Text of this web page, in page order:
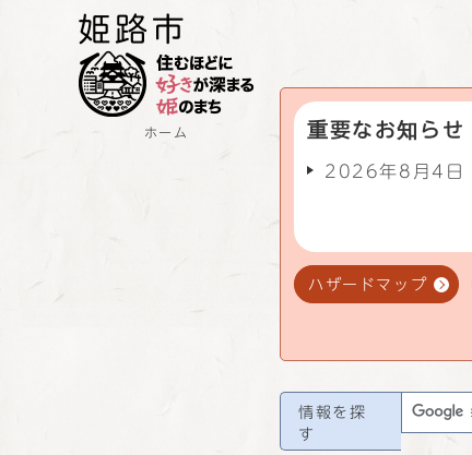
ホーム 重要なお知らせ
2026年8月4日
ハザードマップ
情報を探
す